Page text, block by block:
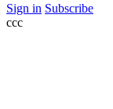
Sign in Subscribe
ссс